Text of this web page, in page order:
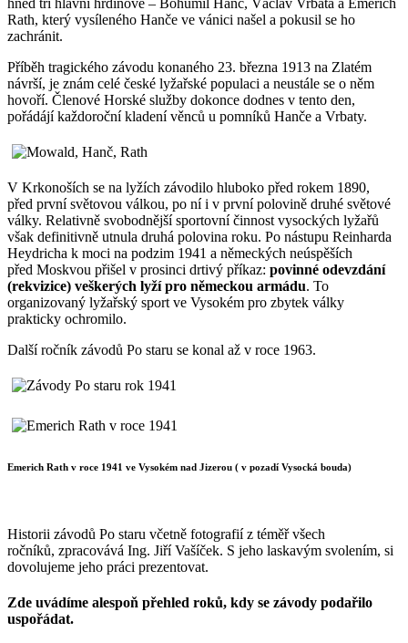
Rath, který vysíleného Hanče ve vánici našel a pokusil se ho
zachránit.
Příběh tragického závodu konaného 23. března 1913 na Zlatém
návrší, je znám celé české lyžařské populaci a neustále se o něm
hovoří. Členové Horské služby dokonce dodnes v tento den,
pořádájí každoroční kladení věnců u pomníků Hanče a Vrbaty.
V Krkonoších se na lyžích závodilo hluboko před rokem 1890,
před první světovou válkou, po ní i v první polovině druhé světové
války. Relativně svobodnější sportovní činnost vysockých lyžařů
však definitivně utnula druhá polovina roku. Po nástupu Reinharda
Heydricha k moci na podzim 1941 a německých neúspěších
před Moskvou přišel v prosinci drtivý příkaz: povinné odevzdání
(rekvizice) veškerých lyží pro německou armádu. To
organizovaný lyžařský sport ve Vysokém pro zbytek války
prakticky ochromilo.
Další ročník závodů Po staru se konal až v roce 1963.
Emerich Rath v roce 1941 ve Vysokém nad Jizerou ( v pozadí Vysocká bouda)
Historii závodů Po staru včetně fotografií z téměř všech
ročníků, zpracovává Ing. Jiří Vašíček. S jeho laskavým svolením, si
dovolujeme jeho práci prezentovat.
Zde uvádíme alespoň přehled roků, kdy se závody podařilo
uspořádat.